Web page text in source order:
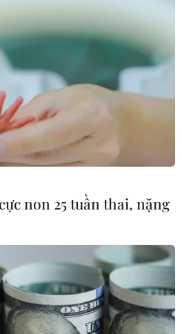
180 người bị mắc kẹt ở
chiến
đột kích vào thị trấn Palma
dân chạy thoát vào khu rừng
chính phủ và công nhân của
sạn Amarula.
non 25 tuần thai, nặng